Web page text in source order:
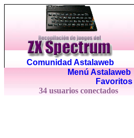
Comunidad Astalaweb
Menú Astalaweb|
Favoritos
34 usuarios conectados